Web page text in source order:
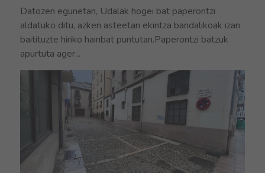
Datozen egunetan, Udalak hogei bat paperontzi
aldatuko ditu, azken asteetan ekintza bandalikoak izan
baitituzte hiriko hainbat puntutan.Paperontzi batzuk
apurtuta ager...